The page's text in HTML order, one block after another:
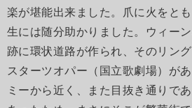
楽が堪能出来ました。爪に火をと
生には随分助かりました。ウィー
跡に環状道路が作られ、そのリン
スターツオパー（国立歌劇場）が
ミーから近く、また目抜き通りで